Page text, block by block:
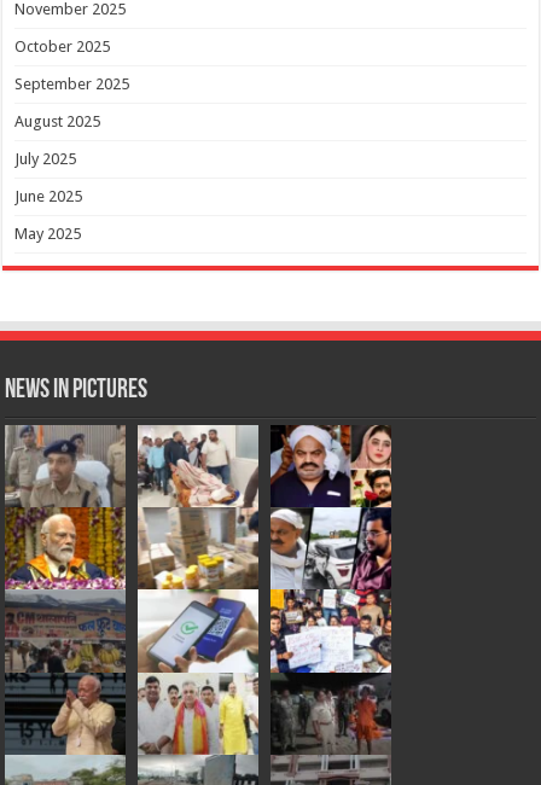
November 2025
October 2025
September 2025
August 2025
July 2025
June 2025
May 2025
News in Pictures